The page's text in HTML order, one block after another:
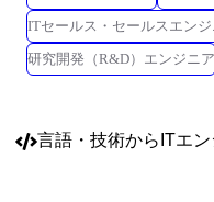
ITセールス・セールスエンジ
研究開発（R&D）エンジニア
言語・技術からITエ